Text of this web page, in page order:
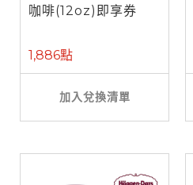
咖啡(12oz)即享券
1,886點
加入兌換清單